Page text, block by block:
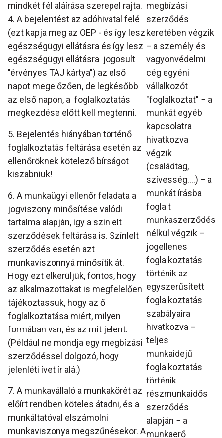
megbízási
szerződés
keretében végzik
− a személy és
vagyonvédelmi
cég egyéni
vállalkozót
"foglalkoztat" − a
munkát egyéb
kapcsolatra
hivatkozva
végzik
(családtag,
szívesség....) − a
munkát írásba
foglalt
munkaszerződés
nélkül végzik −
jogellenes
foglalkoztatás
történik az
egyszerűsített
foglalkoztatás
szabályaira
hivatkozva −
teljes
munkaidejű
foglalkoztatás
történik
részmunkaidős
szerződés
alapján − a
munkaerő
mindkét fél aláírása szerepel rajta.
4. A bejelentést az adóhivatal felé
(ezt kapja meg az OEP - és így lesz
egészségügyi ellátásra és így lesz
egészségügyi ellátásra jogosult
"érvényes TAJ kártya") az első
napot megelőzően, de legkésőbb
az első napon, a foglalkoztatás
megkezdése előtt kell megtenni.
5. Bejelentés hiányában történő
foglalkoztatás feltárása esetén az
ellenőröknek kötelező bírságot
kiszabniuk!
6. A munkaügyi ellenőr feladata a
jogviszony minősítése valódi
tartalma alapján, így a színlelt
szerződések feltárása is. Színlelt
szerződés esetén azt
munkaviszonnyá minősítik át.
Hogy ezt elkerüljük, fontos, hogy
az alkalmazottakat is megfelelően
tájékoztassuk, hogy az ő
foglalkoztatása miért, milyen
formában van, és az mit jelent.
(Például ne mondja egy megbízási
szerződéssel dolgozó, hogy
jelenléti ívet ír alá.)
7. A munkavállaló a munkakörét az
előírt rendben köteles átadni, és a
munkáltatóval elszámolni
munkaviszonya megszűnésekor. A